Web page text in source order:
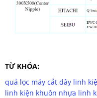
TỪ KHÓA:
quả lọc máy cắt dây linh
linh kiện khuôn nhựa linh